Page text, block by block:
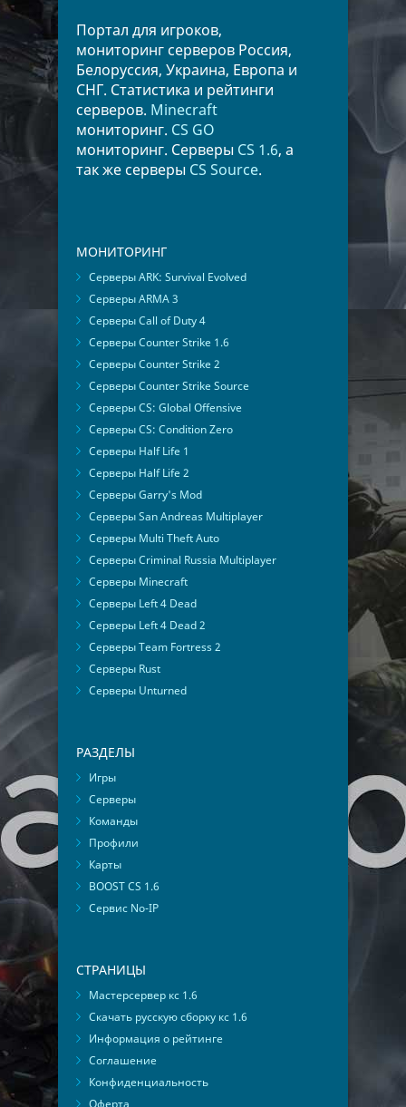
Портал для игроков,
мониторинг серверов Россия,
Белоруссия, Украина, Европа и
СНГ. Статистика и рейтинги
серверов. Minecraft
мониторинг. CS GO
мониторинг. Серверы CS 1.6, а
так же серверы CS Source.
МОНИТОРИНГ
Серверы ARK: Survival Evolved
Серверы ARMA 3
Серверы Call of Duty 4
Серверы Counter Strike 1.6
Серверы Counter Strike 2
Серверы Counter Strike Source
Серверы CS: Global Offensive
Серверы CS: Condition Zero
Серверы Half Life 1
Серверы Half Life 2
Серверы Garry's Mod
Серверы San Andreas Multiplayer
Серверы Multi Theft Auto
Серверы Criminal Russia Multiplayer
Серверы Minecraft
Серверы Left 4 Dead
Серверы Left 4 Dead 2
Серверы Team Fortress 2
Серверы Rust
Серверы Unturned
РАЗДЕЛЫ
Игры
Серверы
Команды
Профили
Карты
BOOST CS 1.6
Сервис No-IP
СТРАНИЦЫ
Мастерсервер кс 1.6
Скачать русскую сборку кс 1.6
Информация о рейтинге
Соглашение
Конфиденциальность
Оферта